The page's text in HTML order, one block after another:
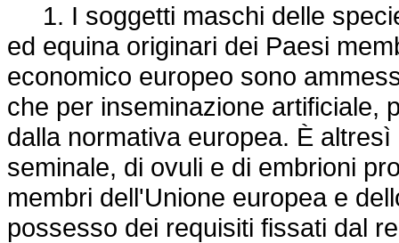
1. I soggetti maschi delle
ed equina originari dei Paesi
economico europeo sono
che per inseminazione artificiale,
dalla normativa europea. È
seminale, di ovuli e di embrioni
membri dell'Unione europea e
possesso dei requisiti fissati dal